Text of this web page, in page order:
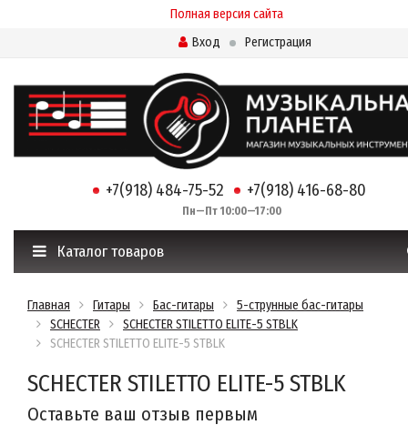
Полная версия сайта
Вход
Регистрация
+7(918) 484-75-52 +7(918) 416-68-80
Пн—Пт 10:00—17:00
Каталог товаров
Главная Гитары Бас-гитары
5-струнные бас-гитары
SCHECTER
SCHECTER STILETTO ELITE-5 STBLK
SCHECTER STILETTO ELITE-5 STBLK
SCHECTER STILETTO ELITE-5 STBLK
Оставьте ваш отзыв первым